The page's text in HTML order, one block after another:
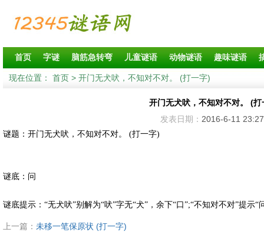
首页 字谜 脑筋急转弯 儿童谜语 动物谜语 趣味谜语
现在位置： 首页 > 开门无犬吠，不知对不对。 (打一字)
开门无犬吠，不知对不对。 (打
发表日期： 2016-6-11 23:27
谜题：开门无犬吠，不知对不对。 (打一字)
谜底：问
谜底提示：“无犬吠”别解为“吠”字无“犬”，余下“口”;“不知对不对”提示“
上一篇： 未移一笔保原状 (打一字)